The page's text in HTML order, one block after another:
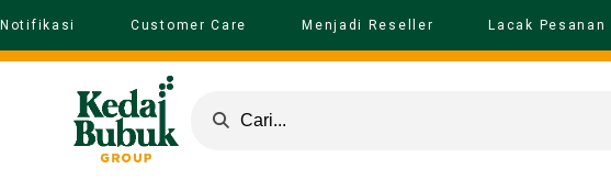
Notifikasi Customer Care Menjadi Reseller Lacak Pesanan